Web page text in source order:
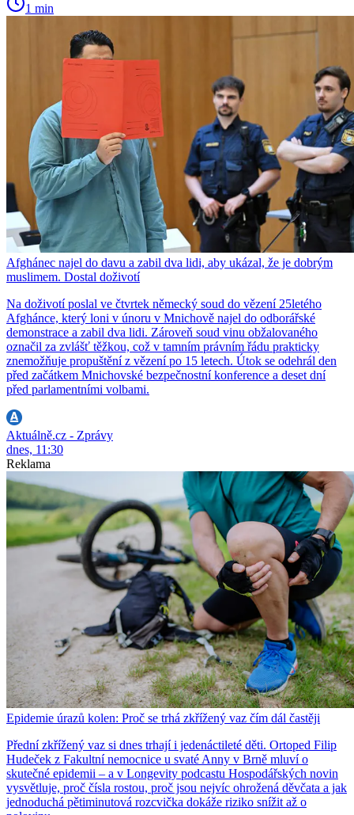
1 min
Afghánec najel do davu a zabil dva lidi, aby ukázal, že je dobrým
muslimem. Dostal doživotí
Na doživotí poslal ve čtvrtek německý soud do vězení 25letého
Afghánce, který loni v únoru v Mnichově najel do odborářské
demonstrace a zabil dva lidi. Zároveň soud vinu obžalovaného
označil za zvlášť těžkou, což v tamním právním řádu prakticky
znemožňuje propuštění z vězení po 15 letech. Útok se odehrál den
před začátkem Mnichovské bezpečnostní konference a deset dní
před parlamentními volbami.
Aktuálně.cz - Zprávy
dnes, 11:30
Reklama
Epidemie úrazů kolen: Proč se trhá zkřížený vaz čím dál častěji
Přední zkřížený vaz si dnes trhají i jedenáctileté děti. Ortoped Filip
Hudeček z Fakultní nemocnice u svaté Anny v Brně mluví o
skutečné epidemii – a v Longevity podcastu Hospodářských novin
vysvětluje, proč čísla rostou, proč jsou nejvíc ohrožená děvčata a jak
jednoduchá pětiminutová rozcvička dokáže riziko snížit až o